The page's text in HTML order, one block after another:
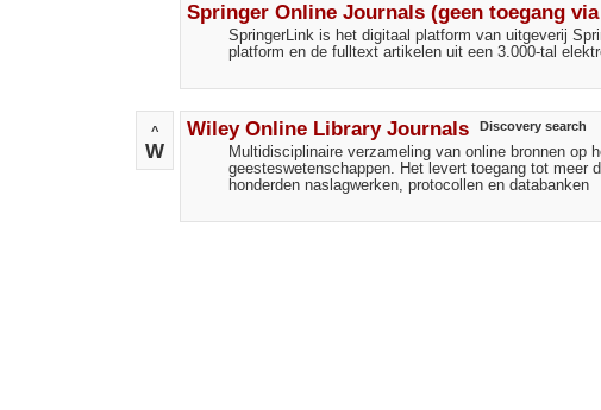
Springer Online Journals (geen toegang via
SpringerLink is het digitaal platform van uitgeverij
platform en de fulltext artikelen uit een 3.000-tal
^
W
Wiley Online Library Journals Discovery search
Multidisciplinaire verzameling van online bronnen op
geesteswetenschappen. Het levert toegang tot meer
honderden naslagwerken, protocollen en databanken